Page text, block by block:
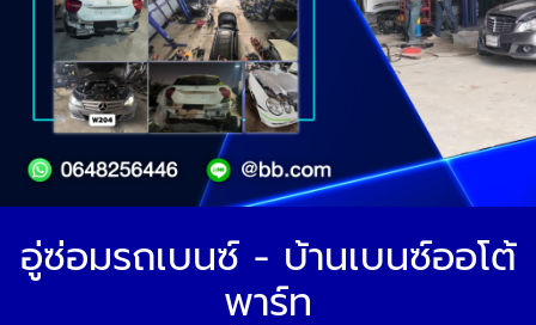
อู่ซ่อมรถเบนซ์ - บ้านเบนซ์ออโต้
พาร์ท